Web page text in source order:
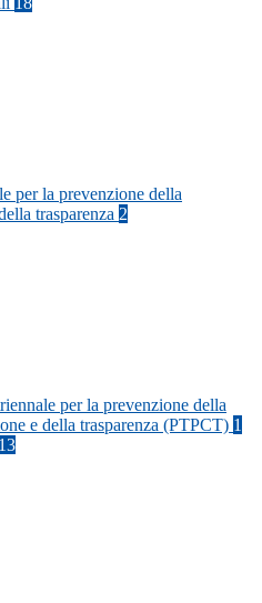
per la prevenzione della
trasparenza 2
per la prevenzione della
e della trasparenza (PTPCT) 1
13